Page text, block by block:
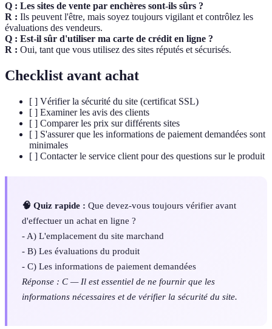
Q : Les sites de vente par enchères sont-ils sûrs ?
R : Ils peuvent l'être, mais soyez toujours vigilant et contrôlez les
évaluations des vendeurs.
Q : Est-il sûr d'utiliser ma carte de crédit en ligne ?
R : Oui, tant que vous utilisez des sites réputés et sécurisés.
Checklist avant achat
[ ] Vérifier la sécurité du site (certificat SSL)
[ ] Examiner les avis des clients
[ ] Comparer les prix sur différents sites
[ ] S'assurer que les informations de paiement demandées sont
minimales
[ ] Contacter le service client pour des questions sur le produit
🧠 Quiz rapide : Que devez-vous toujours vérifier avant
d'effectuer un achat en ligne ?
- A) L'emplacement du site marchand
- B) Les évaluations du produit
- C) Les informations de paiement demandées
Réponse : C — Il est essentiel de ne fournir que les
informations nécessaires et de vérifier la sécurité du site.